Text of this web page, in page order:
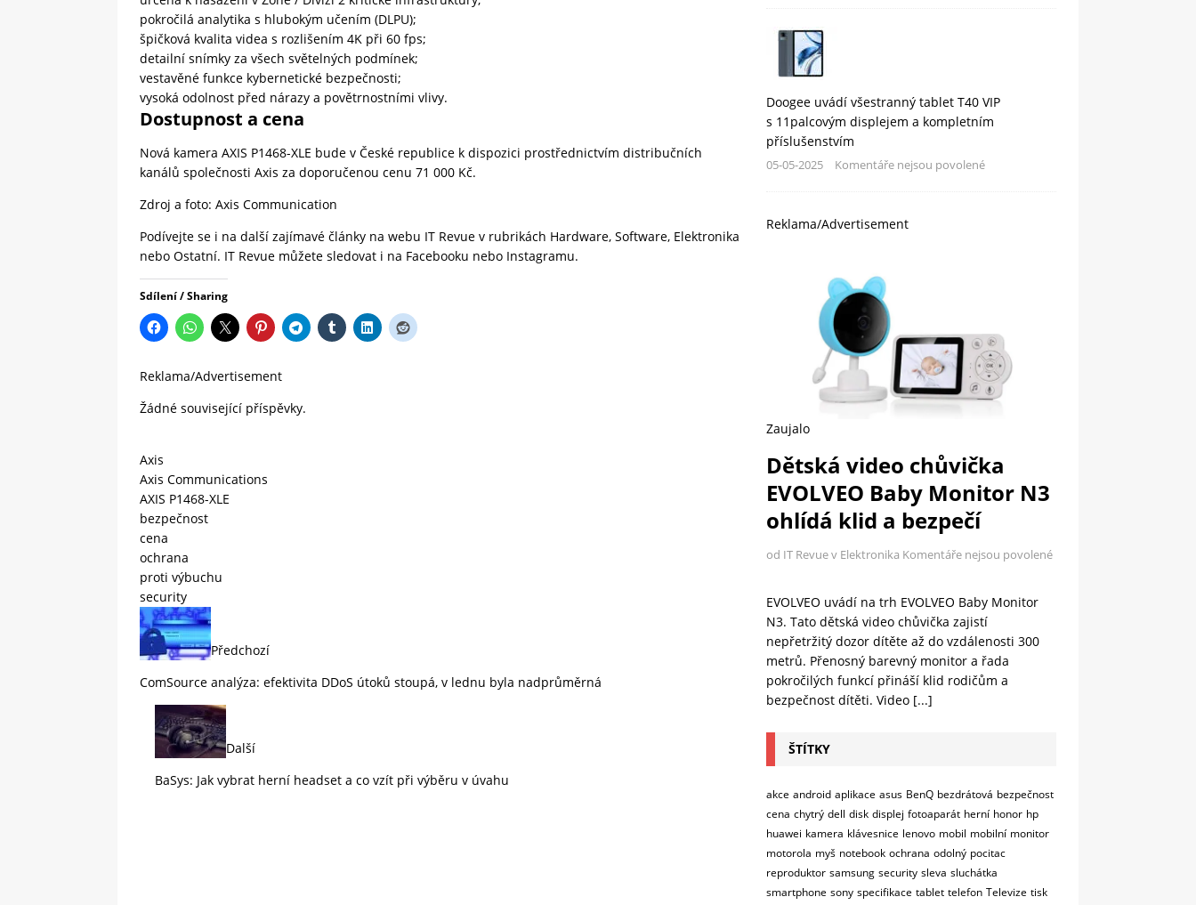
pokročilá analytika s hlubokým učením (DLPU);
špičková kvalita videa s rozlišením 4K při 60 fps;
detailní snímky za všech světelných podmínek;
vestavěné funkce kybernetické bezpečnosti;
vysoká odolnost před nárazy a povětrnostními vlivy.
Dostupnost a cena
Nová kamera AXIS P1468-XLE bude v České republice k dispozici prostřednictvím distribučních
kanálů společnosti Axis za doporučenou cenu 71 000 Kč.
Zdroj a foto: Axis Communication
Podívejte se i na další zajímavé články na webu IT Revue v rubrikách Hardware, Software, Elektronika
nebo Ostatní. IT Revue můžete sledovat i na Facebooku nebo Instagramu.
Sdílení / Sharing
Reklama/Advertisement
Žádné související příspěvky.
Axis
Axis Communications
AXIS P1468-XLE
bezpečnost
cena
ochrana
proti výbuchu
security
Předchozí
ComSource analýza: efektivita DDoS útoků stoupá, v lednu byla nadprůměrná
Další
BaSys: Jak vybrat herní headset a co vzít při výběru v úvahu
Doogee uvádí všestranný tablet T40 VIP
s 11palcovým displejem a kompletním
příslušenstvím
05-05-2025 Komentáře nejsou povolené
Reklama/Advertisement
Zaujalo
Dětská video chůvička
EVOLVEO Baby Monitor N3
ohlídá klid a bezpečí
od IT Revue v Elektronika Komentáře nejsou povolené
EVOLVEO uvádí na trh EVOLVEO Baby Monitor
N3. Tato dětská video chůvička zajistí
nepřetržitý dozor dítěte až do vzdálenosti 300
metrů. Přenosný barevný monitor a řada
pokročilých funkcí přináší klid rodičům a
bezpečnost dítěti. Video [...]
ŠTÍTKY
akce android aplikace asus BenQ bezdrátová bezpečnost
cena chytrý dell disk displej fotoaparát herní honor hp
huawei kamera klávesnice lenovo mobil mobilní monitor
motorola myš notebook ochrana odolný pocitac
reproduktor samsung security sleva sluchátka
smartphone sony specifikace tablet telefon Televize tisk